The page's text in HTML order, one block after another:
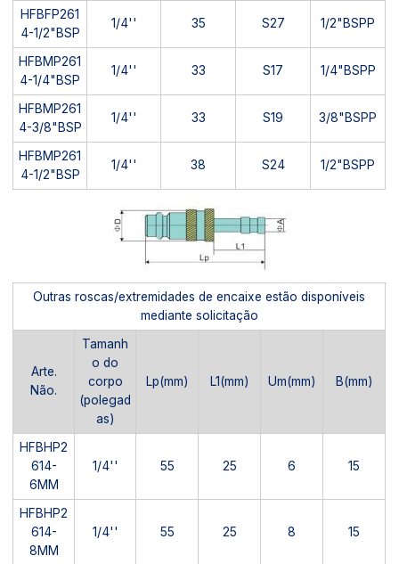
HFBFP261
4-1/2"BSP
1/4'' 35 S27 1/2"BSPP
HFBMP261
4-1/4"BSP
1/4'' 33 S17 1/4"BSPP
HFBMP261
4-3/8"BSP
1/4'' 33 S19 3/8"BSPP
HFBMP261
4-1/2"BSP
1/4'' 38 S24 1/2"BSPP
Outras roscas/extremidades de encaixe estão disponíveis
mediante solicitação
Arte.
Não.
Tamanh
o do
corpo
(polegad
as)
Lp(mm) L1(mm) Um(mm) B(mm)
HFBHP2
614-
6MM
1/4'' 55 25 6 15
HFBHP2
614-
8MM
1/4'' 55 25 8 15